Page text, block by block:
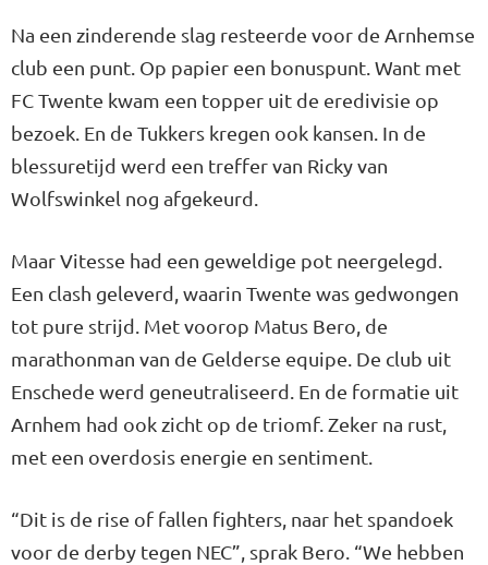
Na een zinderende slag resteerde voor de Arnhemse
club een punt. Op papier een bonuspunt. Want met
FC Twente kwam een topper uit de eredivisie op
bezoek. En de Tukkers kregen ook kansen. In de
blessuretijd werd een treffer van Ricky van
Wolfswinkel nog afgekeurd.
Maar Vitesse had een geweldige pot neergelegd.
Een clash geleverd, waarin Twente was gedwongen
tot pure strijd. Met voorop Matus Bero, de
marathonman van de Gelderse equipe. De club uit
Enschede werd geneutraliseerd. En de formatie uit
Arnhem had ook zicht op de triomf. Zeker na rust,
met een overdosis energie en sentiment.
“Dit is de rise of fallen fighters, naar het spandoek
voor de derby tegen NEC”, sprak Bero. “We hebben